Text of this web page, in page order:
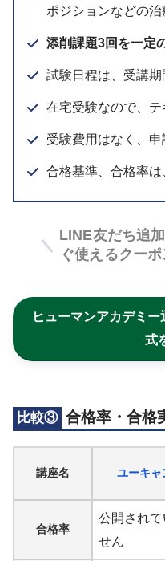
ポジションなどの
添削課題3回を一定
試験日程は、受講
在宅受験なので、
受験費用はなく、申
合格基準、合格率は
LINE友だち追
ぐ使えるクー
ヒューマンアカデミ
式
比較③ 合格率・合格
講座名 ユーキャ
合格率
公開されて
せん